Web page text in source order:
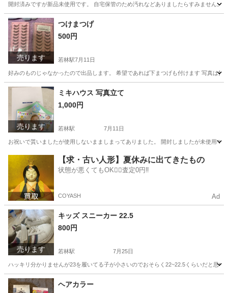
開封済みですが新品未使用です。 自宅保管のため汚れなどありましたらすみません
愛知 豊田市 若林駅 着物
売ります
つけまつげ
500円
若林駅7月11日
好みのものじゃなかったので出品します。 希望であれば下まつげも付けます 写真は投
愛知 豊田市 若林駅 化粧品 つけまつげ
売ります
ミキハウス 写真立て
1,000円
若林駅 7月11日
お祝いで貰いましたが使用しないまましまってありました。 開封しましたが未使用で
若林駅 アルバム ミキハウス
【求・古い人形】夏休みに出てきたもの
状態が悪くてもOK🙆‍♀️査定0円‼️
COYASH Ad
売ります
キッズ スニーカー 22.5
800円
若林駅 7月25日
ハッキリ分かりませんが23を履いてる子が小さいのでおそらく22~22.5くらいだと思
愛知 豊田市 若林駅
ヘアカラー